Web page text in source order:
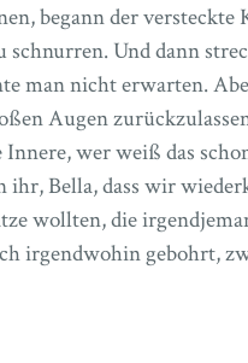
begann der
Und dann
man nicht erwarten.
Augen
wer weiß das
ihr, Bella, dass wir
wollten, die
irgendwohin gebohrt,